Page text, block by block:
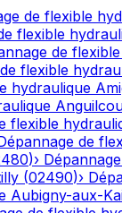
de flexible
flexible
de
flexible
hydraulique
flexible
de
)›
(02490)›
Aubigny-aux-